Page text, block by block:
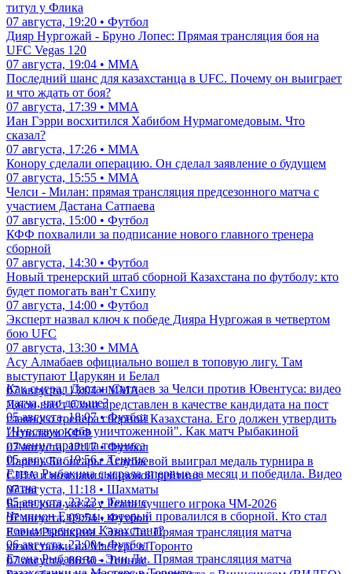
титул у Флика
07 августа, 19:20 • Футбол
Дияр Нургожай - Бруно Лопес: Прямая трансляция боя на
UFC Vegas 120
07 августа, 19:04 • ММА
Последний шанс для казахстанца в UFC. Почему он выиграет
и что ждать от боя?
07 августа, 17:39 • ММА
Иан Гэрри восхитился Хабибом Нурмагомедовым. Что
сказал?
07 августа, 17:26 • ММА
Конору сделали операцию. Он сделал заявление о будущем
07 августа, 15:55 • ММА
Челси - Милан: прямая трансляция предсезонного матча с
участием Дастана Сатпаева
07 августа, 15:00 • Футбол
КФФ похвалили за подписание нового главного тренера
сборной
07 августа, 14:30 • Футбол
Новый тренерский штаб сборной Казахстана по футболу: кто
будет помогать ван'т Схипу
07 августа, 14:00 • Футбол
Эксперт назвал ключ к победе Дияра Нургожая в четвертом
бою UFC
07 августа, 13:30 • ММА
Асу Алмабаев официально вошел в топовую лигу. Там
выступают Царукян и Белал
07 августа, 13:04 • ММА
Джон ван'т Схип представлен в качестве кандидата на пост
главного тренера сборной Казахстана. Его должен утвердить
Исполком КФФ
07 августа, 12:17 • Футбол
Парень Бибисары Асаубаевой выиграл медаль турнира в
США и возглавил мировой рейтинг
07 августа, 11:18 • Шахматы
Барселона увела у Реала лучшего игрока ЧМ-2026
07 августа, 09:54 • Футбол
Елена Рыбакина - Энн Ли. Прямая трансляция матча
казахстанки на Мастерс в Торонто
07 августа, 06:30 • Теннис
Как сыграл Дастан Сатпаев за Челси против Ювентуса: видео
матча, что дальше?
05 августа, 18:07 • Футбол
"Чувствую себя уничтоженной". Как матч Рыбакиной
изменил правила тенниса
05 августа, 19:56 • Теннис
Елена Рыбакина сыграла впервые за месяц и победила. Видео
матча
05 августа, 23:23 • Теннис
Чемпион Европы, который провалился в сборной. Кто стал
новым тренером Казахстана?
06 августа, 22:00 • Футбол
Елена Рыбакина - Энн Ли. Прямая трансляция матча